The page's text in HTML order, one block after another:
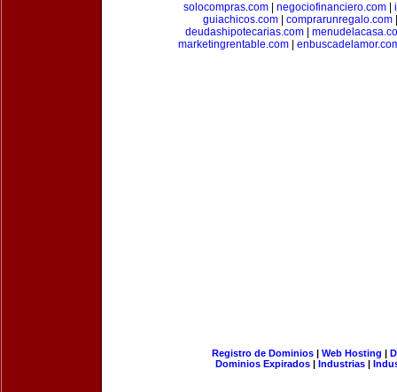
solocompras.com| negociofinanciero.com|
guiachicos.com
comprarunregalo.com
deudashipotecarias.com|
marketingrentable.com|
Registro de Dominios| Web Hosting |
Dominios Expirados | Industrias |